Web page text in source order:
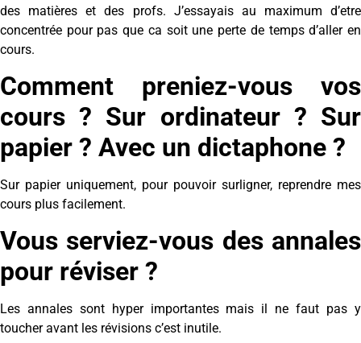
des matières et des profs. J’essayais au maximum d’etre
concentrée pour pas que ca soit une perte de temps d’aller en
cours.
Comment preniez-vous vos
cours ? Sur ordinateur ? Sur
papier ? Avec un dictaphone ?
Sur papier uniquement, pour pouvoir surligner, reprendre mes
cours plus facilement.
Vous serviez-vous des annales
pour réviser ?
Les annales sont hyper importantes mais il ne faut pas y
toucher avant les révisions c’est inutile.